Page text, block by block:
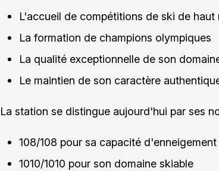
L'accueil de compétitions de ski de haut
La formation de champions olympiques
La qualité exceptionnelle de son
Le maintien de son caractère
La station se distingue aujourd'hui par ses
108/108 pour sa capacité d'enneigement
1010/1010 pour son domaine skiable